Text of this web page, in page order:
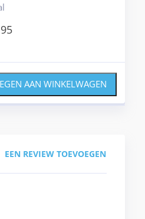
AAN WINKELWAGEN
EEN REVIEW TOEVOEGEN